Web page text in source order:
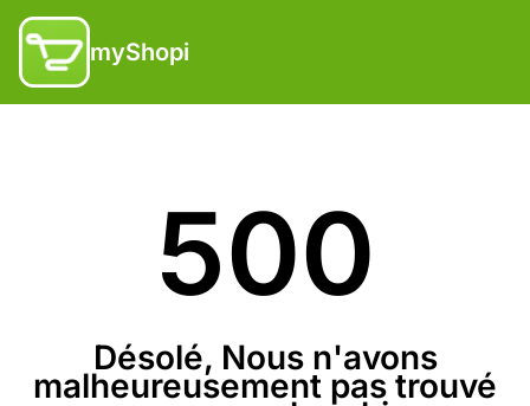
myShopi
500
Désolé, Nous n'avons
malheureusement pas trouvé